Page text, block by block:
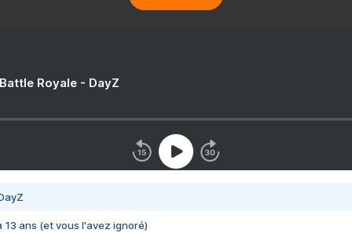
Royale - DayZ
13 ans (et vous l'avez ignoré)